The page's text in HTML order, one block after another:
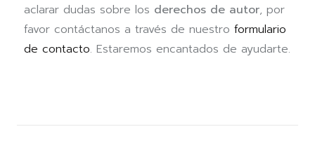
aclarar dudas sobre los derechos de autor, por
favor contáctanos a través de nuestro formulario
de contacto. Estaremos encantados de ayudarte.